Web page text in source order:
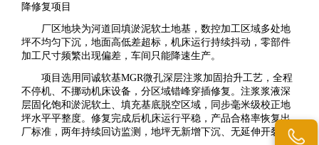
降修复项目
厂区地块为河道回填淤泥软土地基，数控加工区域多处地
坪不均匀下沉，地面高低差超标，机床运行持续抖动，零部件
加工尺寸频繁出现偏差，车间只能降速生产。
项目选用同诚软基MGR微孔深层注浆加固抬升工艺，全程
不停机、不挪动机床设备，分区域错峰穿插修复。注浆浆液深
层固化饱和淤泥软土、填充基底脱空区域，同步毫米级校正地
坪水平平整度。修复完成后机床运行平稳，产品合格率恢复出
厂标准，两年持续回访监测，地坪无新增下沉、无延伸开裂。